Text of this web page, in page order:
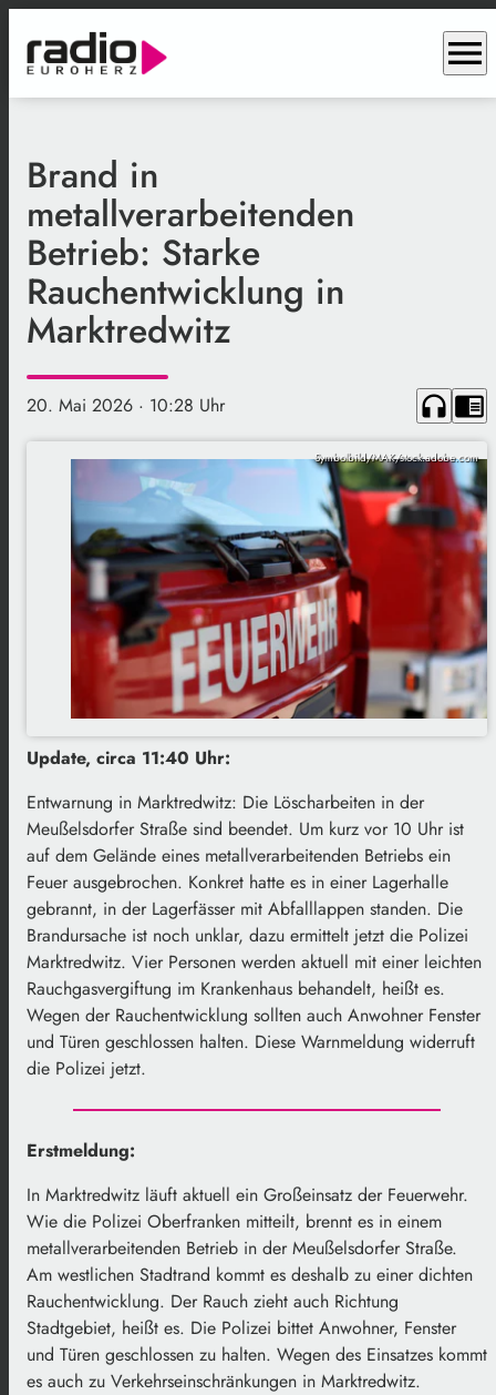
menu
Brand in
metallverarbeitenden
Betrieb: Starke
Rauchentwicklung in
Marktredwitz
20. Mai 2026 · 10:28 Uhr headphones chrome_reader_mode
Symbolbild/MAK/stock.adobe.com
Update, circa 11:40 Uhr:
Entwarnung in Marktredwitz: Die Löscharbeiten in der
Meußelsdorfer Straße sind beendet. Um kurz vor 10 Uhr ist
auf dem Gelände eines metallverarbeitenden Betriebs ein
Feuer ausgebrochen. Konkret hatte es in einer Lagerhalle
gebrannt, in der Lagerfässer mit Abfalllappen standen. Die
Brandursache ist noch unklar, dazu ermittelt jetzt die Polizei
Marktredwitz. Vier Personen werden aktuell mit einer leichten
Rauchgasvergiftung im Krankenhaus behandelt, heißt es.
Wegen der Rauchentwicklung sollten auch Anwohner Fenster
und Türen geschlossen halten. Diese Warnmeldung widerruft
die Polizei jetzt.
Erstmeldung:
In Marktredwitz läuft aktuell ein Großeinsatz der Feuerwehr.
Wie die Polizei Oberfranken mitteilt, brennt es in einem
metallverarbeitenden Betrieb in der Meußelsdorfer Straße.
Am westlichen Stadtrand kommt es deshalb zu einer dichten
Rauchentwicklung. Der Rauch zieht auch Richtung
Stadtgebiet, heißt es. Die Polizei bittet Anwohner, Fenster
und Türen geschlossen zu halten. Wegen des Einsatzes kommt
es auch zu Verkehrseinschränkungen in Marktredwitz.